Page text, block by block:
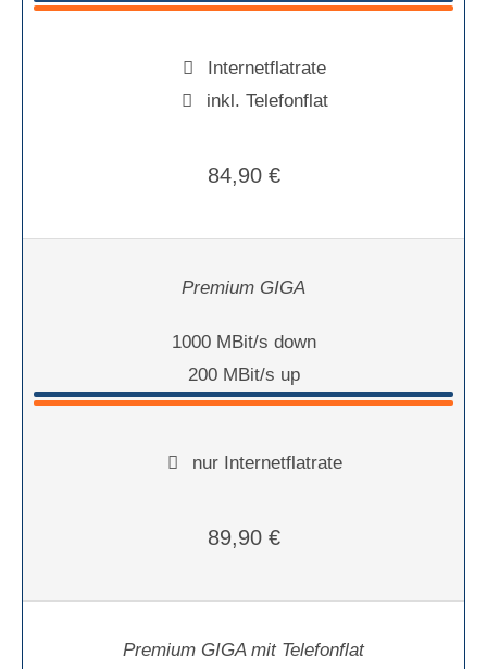
Internetflatrate
inkl. Telefonflat
84,90 €
Premium GIGA
1000 MBit/s down
200 MBit/s up
nur Internetflatrate
89,90 €
Premium GIGA mit Telefonflat